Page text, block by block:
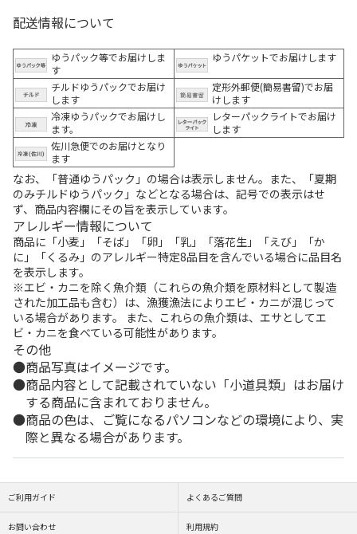
配送情報について
ゆうパック等でお届けしま
す
ゆうパケットでお届けします
チルドゆうパックでお届け
します
定形外郵便(簡易書留)でお届
けします
冷凍ゆうパックでお届けし
ます。
レターパックライトでお届け
します
佐川急便でのお届けとなり
ます
なお、「普通ゆうパック」の場合は表示しません。また、「夏期
のみチルドゆうパック」などとなる場合は、記号での表示はせ
ず、商品内容欄にその旨を表示しています。
アレルギー情報について
商品に「小麦」「そば」「卵」「乳」「落花生」「えび」「か
に」「くるみ」のアレルギー特定8品目を含んでいる場合に品目名
を表示します。
※エビ・カニを除く魚介類（これらの魚介類を原材料として製造
された加工品も含む）は、漁獲漁法によりエビ・カニが混じって
いる場合があります。 また、これらの魚介類は、エサとしてエ
ビ・カニを食べている可能性があります。
その他
商品写真はイメージです。
商品内容として記載されていない「小道具類」はお届け
する商品に含まれておりません。
商品の色は、ご覧になるパソコンなどの環境により、実
際と異なる場合があります。
ご利用ガイド よくあるご質問
お問い合わせ 利用規約